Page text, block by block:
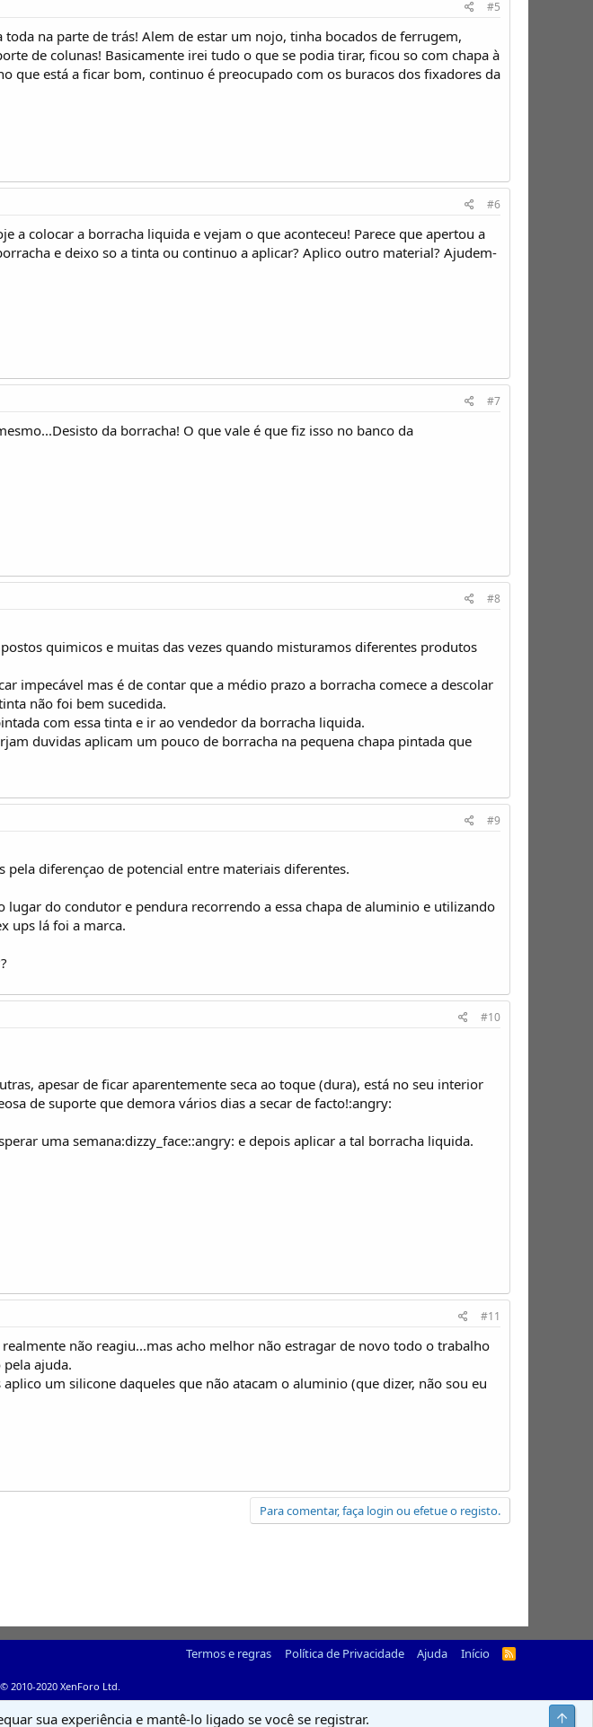
#5
na parte de trás! Alem de estar um nojo, tinha bocados de ferrugem,
de colunas! Basicamente irei tudo o que se podia tirar, ficou so com chapa à
que está a ficar bom, continuo é preocupado com os buracos dos fixadores da
#6
a colocar a borracha liquida e vejam o que aconteceu! Parece que apertou a
e deixo so a tinta ou continuo a aplicar? Aplico outro material? Ajudem-
#7
da borracha! O que vale é que fiz isso no banco da
#8
quimicos e muitas das vezes quando misturamos diferentes produtos
impecável mas é de contar que a médio prazo a borracha comece a descolar
não foi bem sucedida.
com essa tinta e ir ao vendedor da borracha liquida.
duvidas aplicam um pouco de borracha na pequena chapa pintada que
#9
pela diferençao de potencial entre materiais diferentes.
do condutor e pendura recorrendo a essa chapa de aluminio e utilizando
ups lá foi a marca.
#10
apesar de ficar aparentemente seca ao toque (dura), está no seu interior
de suporte que demora vários dias a secar de facto!:angry:
uma semana:dizzy_face::angry: e depois aplicar a tal borracha liquida.
#11
não reagiu...mas acho melhor não estragar de novo todo o trabalho
ajuda.
um silicone daqueles que não atacam o aluminio (que dizer, não sou eu
Para comentar, faça login ou efetue o registo.
Termos e regras Política de Privacidade Ajuda Início
R
© 2010-2020 XenForo Ltd.
sua experiência e mantê-lo ligado se você se registrar. Top